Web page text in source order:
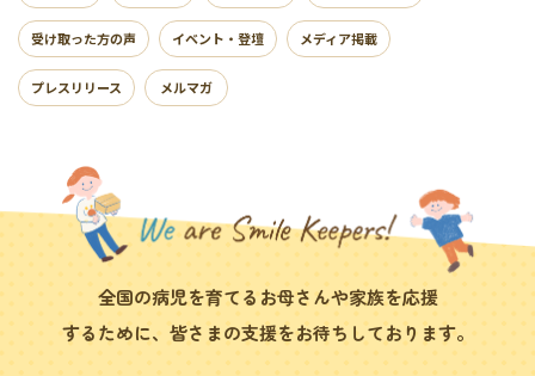
受け取った方の声 イベント・登壇 メディア掲載
プレスリリース メルマガ
全国の病児を育てるお母さんや家族を応援
するために、皆さまの支援をお待ちしております。